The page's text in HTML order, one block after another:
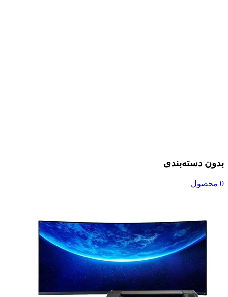
بدون دسته‌بندی
0 محصول